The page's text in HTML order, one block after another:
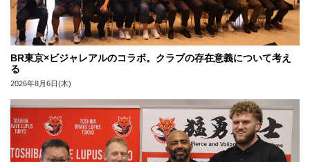
BR東京×ビジャレアルのコラボ。クラブの存在意義について考え
る
2026年8月6日(木)